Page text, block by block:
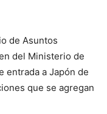
de Asuntos
del Ministerio de
entrada a Japón de
que se agregan